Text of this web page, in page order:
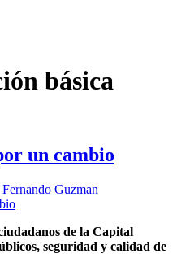
básica
un cambio
Fernando Guzman
de la Capital
seguridad y calidad de